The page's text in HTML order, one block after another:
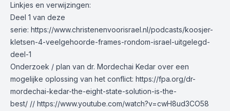
Linkjes en verwijzingen:
Deel 1 van deze
serie: https://www.christenenvoorisrael.nl/podcasts/koosjer-
kletsen-4-veelgehoorde-frames-rondom-israel-uitgelegd-
deel-1
Onderzoek / plan van dr. Mordechai Kedar over een
mogelijke oplossing van het conflict: https://fpa.org/dr-
mordechai-kedar-the-eight-state-solution-is-the-
best/ // https://www.youtube.com/watch?v=cwH8ud3CO58